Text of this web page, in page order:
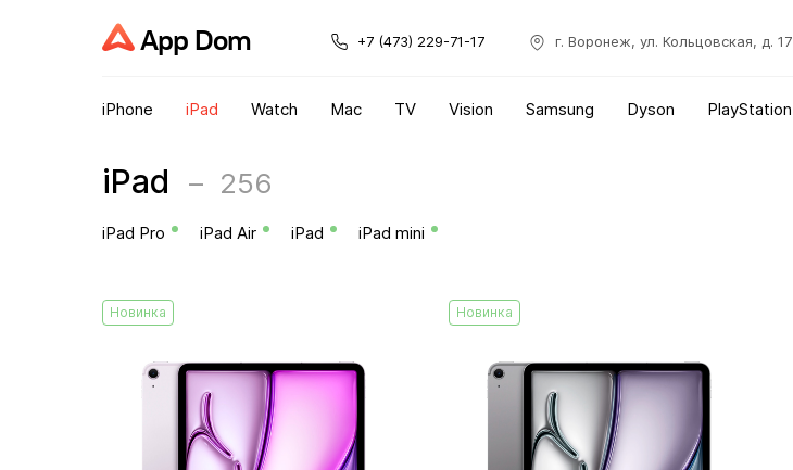
App Dom +7 (473) 229-71-17 г. Воронеж, ул. Кольцовская, д. 17
iPhone iPad Watch Mac TV Vision Samsung Dyson PlayStation
iPad 256
iPad Pro iPad Air iPad iPad mini
Новинка Новинка